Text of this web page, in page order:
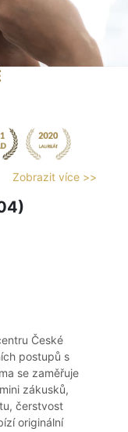
Zobrazit více >>
České
postupů s
se zaměřuje
zákusků,
čerstvost
originální